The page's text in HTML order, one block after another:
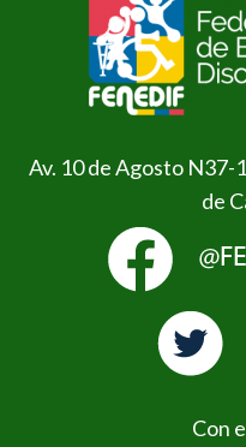
Av. 10 de Agosto
de
Con